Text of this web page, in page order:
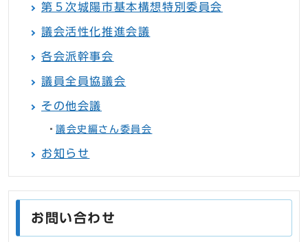
第５次城陽市基本構想特別委員会
議会活性化推進会議
各会派幹事会
議員全員協議会
その他会議
議会史編さん委員会
お知らせ
お問い合わせ